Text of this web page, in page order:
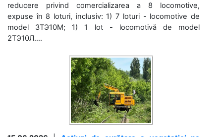
reducere privind comercializarea a 8 locomotive,
expuse în 8 loturi, inclusiv: 1) 7 loturi - locomotive de
model 3ТЭ10М; 1) 1 lot - locomotivă de model
2ТЭ10Л....